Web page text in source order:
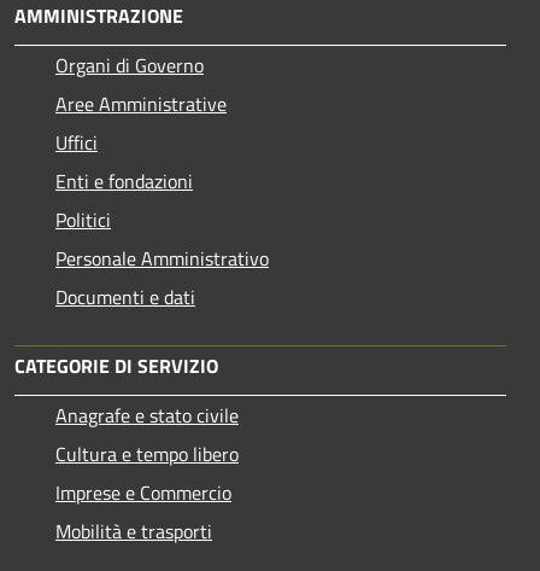
AMMINISTRAZIONE
Organi di Governo
Aree Amministrative
Uffici
Enti e fondazioni
Politici
Personale Amministrativo
Documenti e dati
CATEGORIE DI SERVIZIO
Anagrafe e stato civile
Cultura e tempo libero
Imprese e Commercio
Mobilità e trasporti